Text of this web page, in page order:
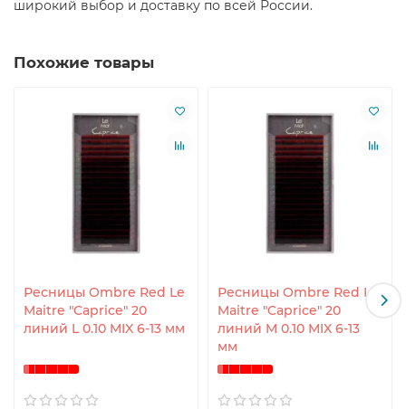
широкий выбор и доставку по всей России.
Похожие товары
Ресницы Ombre Red Le
Maitre "Caprice" 20
линий L 0.10 MIX 6-13 мм
Ресницы Ombre Red Le
Maitre "Caprice" 20
линий M 0.10 MIX 6-13
мм